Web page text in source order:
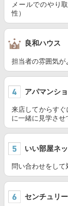
メールでのやり
性）
良和ハウス
担当者の雰囲気が
アパマンシ
来店してからす
に一緒に見学させ
いい部屋ネ
問い合わせをして
センチュリ